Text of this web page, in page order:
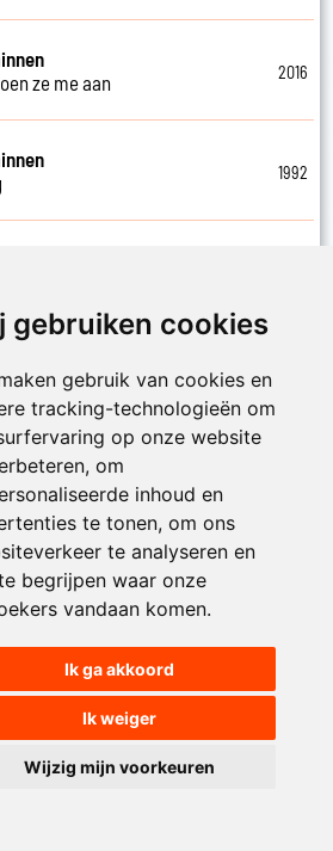
gebruiken cookies
gebruik van cookies en
tracking-technologieën om
op onze website
om
inhoud en
te tonen, om ons
te analyseren en
begrijpen waar onze
vandaan komen.
Ik ga akkoord
Ik weiger
Wijzig mijn voorkeuren
ze me aan
2016
1992